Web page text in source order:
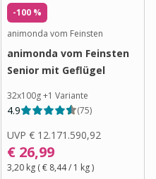
-100 %
animonda vom Feinsten
animonda vom Feinsten
Senior mit Geflügel
32x100g+1 Variante
4.9 (75)
UVP € 12.171.590,92
€ 26,99
3,20 kg (€ 8,44/ 1 kg)